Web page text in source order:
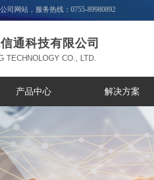
司网站，服务热线：0755-89980892
TECHNOLOGY CO., LTD.
通科技有限公司
产品中心 解决方案